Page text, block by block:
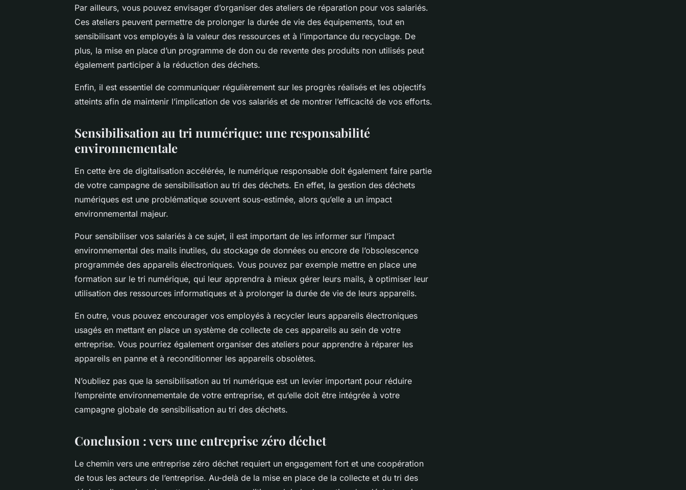
Par ailleurs, vous pouvez envisager d’organiser des ateliers de réparation pour vos salariés.
Ces ateliers peuvent permettre de prolonger la durée de vie des équipements, tout en
sensibilisant vos employés à la valeur des ressources et à l’importance du recyclage. De
plus, la mise en place d’un programme de don ou de revente des produits non utilisés peut
également participer à la réduction des déchets.
Enfin, il est essentiel de communiquer régulièrement sur les progrès réalisés et les objectifs
atteints afin de maintenir l’implication de vos salariés et de montrer l’efficacité de vos efforts.
Sensibilisation au tri numérique: une responsabilité
environnementale
En cette ère de digitalisation accélérée, le numérique responsable doit également faire partie
de votre campagne de sensibilisation au tri des déchets. En effet, la gestion des déchets
numériques est une problématique souvent sous-estimée, alors qu’elle a un impact
environnemental majeur.
Pour sensibiliser vos salariés à ce sujet, il est important de les informer sur l’impact
environnemental des mails inutiles, du stockage de données ou encore de l’obsolescence
programmée des appareils électroniques. Vous pouvez par exemple mettre en place une
formation sur le tri numérique, qui leur apprendra à mieux gérer leurs mails, à optimiser leur
utilisation des ressources informatiques et à prolonger la durée de vie de leurs appareils.
En outre, vous pouvez encourager vos employés à recycler leurs appareils électroniques
usagés en mettant en place un système de collecte de ces appareils au sein de votre
entreprise. Vous pourriez également organiser des ateliers pour apprendre à réparer les
appareils en panne et à reconditionner les appareils obsolètes.
N’oubliez pas que la sensibilisation au tri numérique est un levier important pour réduire
l’empreinte environnementale de votre entreprise, et qu’elle doit être intégrée à votre
campagne globale de sensibilisation au tri des déchets.
Conclusion : vers une entreprise zéro déchet
Le chemin vers une entreprise zéro déchet requiert un engagement fort et une coopération
de tous les acteurs de l’entreprise. Au-delà de la mise en place de la collecte et du tri des